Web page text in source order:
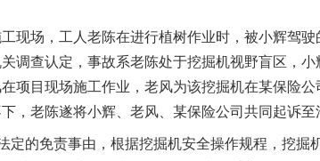
场，工人老陈在进行植树作业时，被小辉驾驶
调查认定，事故系老陈处于挖掘机视野盲区，
项目现场施工作业，老风为该挖掘机在某保险
，老陈遂将小辉、老风、某保险公司共同起诉至
的免责事由，根据挖掘机安全操作规程，挖掘